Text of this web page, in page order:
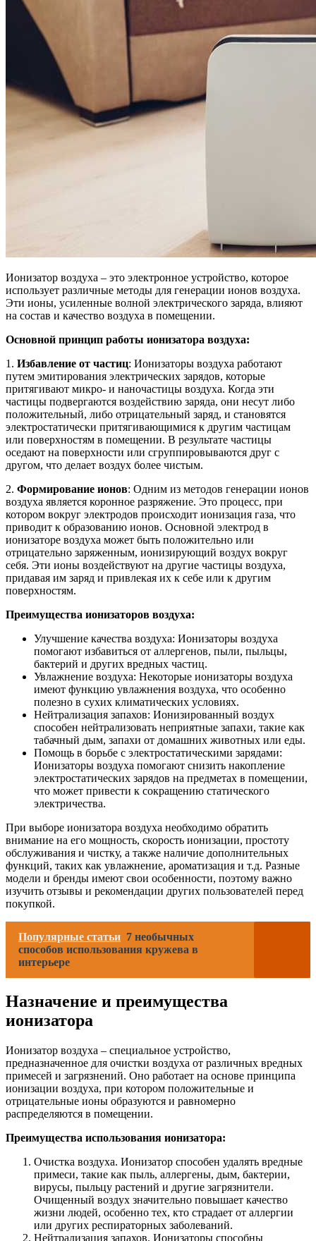
Ионизатор воздуха – это электронное устройство, которое
использует различные методы для генерации ионов воздуха.
Эти ионы, усиленные волной электрического заряда, влияют
на состав и качество воздуха в помещении.
Основной принцип работы ионизатора воздуха:
1. Избавление от частиц: Ионизаторы воздуха работают
путем эмитирования электрических зарядов, которые
притягивают микро- и наночастицы воздуха. Когда эти
частицы подвергаются воздействию заряда, они несут либо
положительный, либо отрицательный заряд, и становятся
электростатически притягивающимися к другим частицам
или поверхностям в помещении. В результате частицы
оседают на поверхности или сгруппировываются друг с
другом, что делает воздух более чистым.
2. Формирование ионов: Одним из методов генерации ионов
воздуха является коронное разряжение. Это процесс, при
котором вокруг электродов происходит ионизация газа, что
приводит к образованию ионов. Основной электрод в
ионизаторе воздуха может быть положительно или
отрицательно заряженным, ионизирующий воздух вокруг
себя. Эти ионы воздействуют на другие частицы воздуха,
придавая им заряд и привлекая их к себе или к другим
поверхностям.
Преимущества ионизаторов воздуха:
Улучшение качества воздуха: Ионизаторы воздуха
помогают избавиться от аллергенов, пыли, пыльцы,
бактерий и других вредных частиц.
Увлажнение воздуха: Некоторые ионизаторы воздуха
имеют функцию увлажнения воздуха, что особенно
полезно в сухих климатических условиях.
Нейтрализация запахов: Ионизированный воздух
способен нейтрализовать неприятные запахи, такие как
табачный дым, запахи от домашних животных или еды.
Помощь в борьбе с электростатическими зарядами:
Ионизаторы воздуха помогают снизить накопление
электростатических зарядов на предметах в помещении,
что может привести к сокращению статического
электричества.
При выборе ионизатора воздуха необходимо обратить
внимание на его мощность, скорость ионизации, простоту
обслуживания и чистку, а также наличие дополнительных
функций, таких как увлажнение, ароматизация и т.д. Разные
модели и бренды имеют свои особенности, поэтому важно
изучить отзывы и рекомендации других пользователей перед
покупкой.
Популярные статьи 7 необычных
способов использования кружева в
интерьере
Назначение и преимущества
ионизатора
Ионизатор воздуха – специальное устройство,
предназначенное для очистки воздуха от различных вредных
примесей и загрязнений. Оно работает на основе принципа
ионизации воздуха, при котором положительные и
отрицательные ионы образуются и равномерно
распределяются в помещении.
Преимущества использования ионизатора:
Очистка воздуха. Ионизатор способен удалять вредные
примеси, такие как пыль, аллергены, дым, бактерии,
вирусы, пыльцу растений и другие загрязнители.
Очищенный воздух значительно повышает качество
жизни людей, особенно тех, кто страдает от аллергии
или других респираторных заболеваний.
Нейтрализация запахов. Ионизаторы способны